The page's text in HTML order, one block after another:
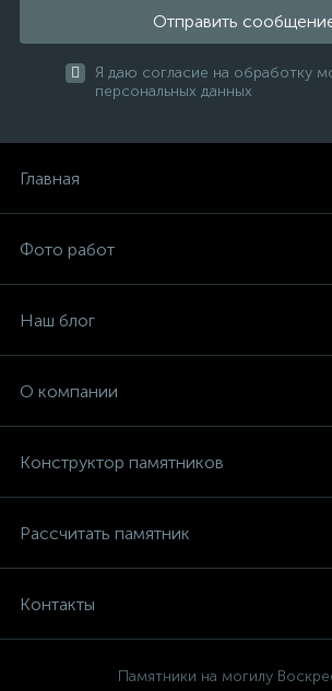
Отправить
Я даю согласие на обработку
персональных данных
Главная
Фото работ
Наш блог
О компании
Конструктор памятников
Рассчитать памятник
Контакты
Памятники на могилу